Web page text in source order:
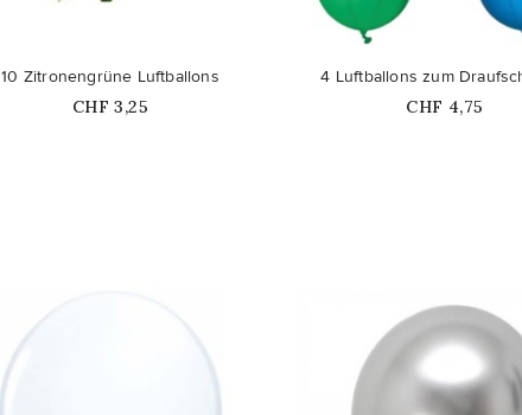
10 Zitronengrüne Luftballons
Price
CHF 3,25
4 Luftballons zum
Price
CHF 4,75